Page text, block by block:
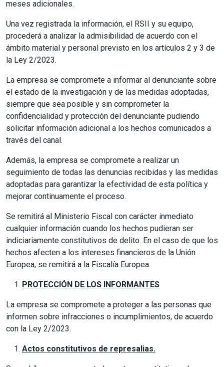
meses adicionales.
Una vez registrada la información, el RSII y su equipo,
procederá a analizar la admisibilidad de acuerdo con el
ámbito material y personal previsto en los artículos 2 y 3 de
la Ley 2/2023.
La empresa se compromete a informar al denunciante sobre
el estado de la investigación y de las medidas adoptadas,
siempre que sea posible y sin comprometer la
confidencialidad y protección del denunciante pudiendo
solicitar información adicional a los hechos comunicados a
través del canal.
Además, la empresa se compromete a realizar un
seguimiento de todas las denuncias recibidas y las medidas
adoptadas para garantizar la efectividad de esta política y
mejorar continuamente el proceso.
Se remitirá al Ministerio Fiscal con carácter inmediato
cualquier información cuando los hechos pudieran ser
indiciariamente constitutivos de delito. En el caso de que los
hechos afecten a los intereses financieros de la Unión
Europea, se remitirá a la Fiscalía Europea.
PROTECCIÓN DE LOS INFORMANTES
La empresa se compromete a proteger a las personas que
informen sobre infracciones o incumplimientos, de acuerdo
con la Ley 2/2023.
Actos constitutivos de represalias.